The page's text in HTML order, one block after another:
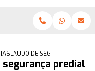
LAUDO DE SEGURANÇA PREDIAL
segurança predial